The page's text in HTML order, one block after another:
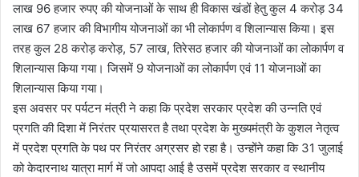
लाख 96 हजार रुपए की योजनाओं के साथ ही विकास खंडों हेतु कुल 4 करोड़ 34
लाख 67 हजार की विभागीय योजनाओं का भी लोकार्पण व शिलान्यास किया। इस
तरह कुल 28 करोड़ करोड़, 57 लाख, तिरेसठ हजार की योजनाओं का लोकार्पण व
शिलान्यास किया गया। जिसमें 9 योजनाओं का लोकार्पण एवं 11 योजनाओं का
शिलान्यास किया गया।
इस अवसर पर पर्यटन मंत्री ने कहा कि प्रदेश सरकार प्रदेश की उन्नति एवं
प्रगति की दिशा में निरंतर प्रयासरत है तथा प्रदेश के मुख्यमंत्री के कुशल नेतृत्व
में प्रदेश प्रगति के पथ पर निरंतर अग्रसर हो रहा है। उन्होंने कहा कि 31 जुलाई
को केदारनाथ यात्रा मार्ग में जो आपदा आई है उसमें प्रदेश सरकार व स्थानीय